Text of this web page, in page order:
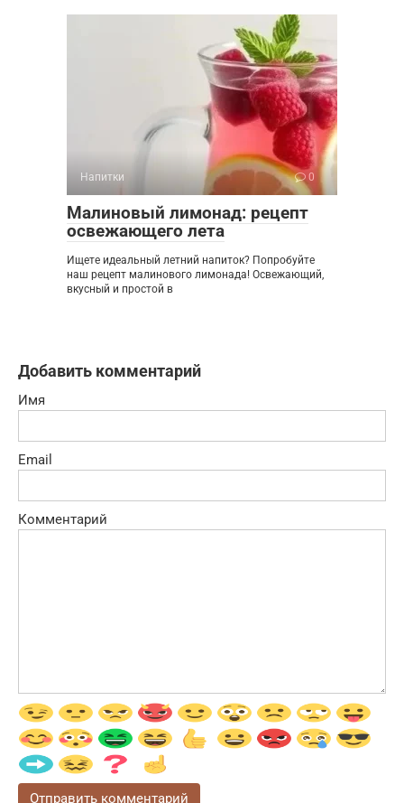
Напитки 0
Малиновый лимонад: рецепт
освежающего лета
Ищете идеальный летний напиток? Попробуйте
наш рецепт малинового лимонада! Освежающий,
вкусный и простой в
Добавить комментарий
Имя
Email
Комментарий